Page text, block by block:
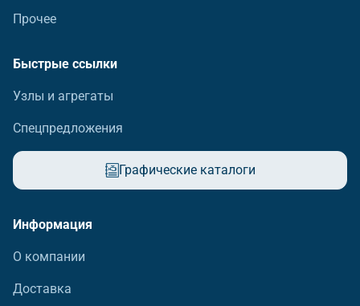
Прочее
Быстрые ссылки
Узлы и агрегаты
Спецпредложения
Графические каталоги
Информация
О компании
Доставка